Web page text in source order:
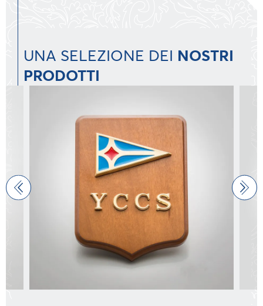
UNA SELEZIONE DEI NOSTRI
PRODOTTI